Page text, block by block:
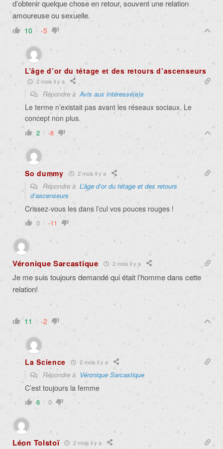
d’obtenir quelque chose en retour, souvent une relation
amoureuse ou sexuelle.
10 -5
L’âge d’or du tétage et des retours d’ascenseurs
2 mois il y a
Répondre àAvis aux intéressé(e)s
Le terme n’existait pas avant les réseaux sociaux. Le
concept non plus.
2 -8
So dummy 2 mois il y a
Répondre à L’âge d’or du tétage et des retours
d’ascenseurs
Crissez-vous les dans l’cul vos pouces rouges !
0 -11
Véronique Sarcastique 2 mois il y a
Je me suis toujours demandé qui était l’homme dans cette
relation!
11 -2
La Science 2 mois il y a
Répondre à Véronique Sarcastique
C’est toujours la femme
6 0
Léon Tolstoï 2 mois il y a